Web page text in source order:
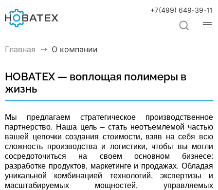
+7(499) 649-39-11
Главная О компании
НОВАТЕХ — воплощая полимеры в
жизнь
Мы предлагаем стратегическое производственное
партнерство. Наша цель – стать неотъемлемой частью
вашей цепочки создания стоимости, взяв на себя всю
сложность производства и логистики, чтобы вы могли
сосредоточиться на своем основном бизнесе:
разработке продуктов, маркетинге и продажах. Обладая
уникальной комбинацией технологий, экспертизы и
масштабируемых мощностей, управляемых